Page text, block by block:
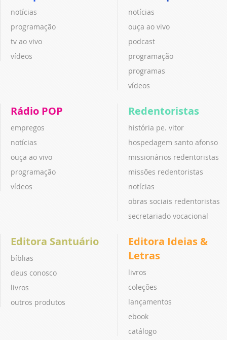
notícias
programação
tv ao vivo
vídeos
notícias
ouça ao vivo
podcast
programação
programas
vídeos
Rádio POP
empregos
notícias
ouça ao vivo
programação
vídeos
Redentoristas
história pe. vitor
hospedagem santo afonso
missionários redentoristas
missões redentoristas
notícias
obras sociais redentoristas
secretariado vocacional
Editora Santuário
bíblias
deus conosco
livros
outros produtos
Editora Ideias &
Letras
livros
coleções
lançamentos
ebook
catálogo